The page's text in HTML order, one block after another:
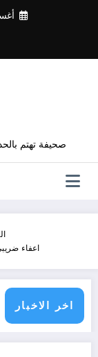
صحيفة تهتم
اعفاء
اخر الاخبار
فيسبوك دون طلب صداقة .. الاطلاع